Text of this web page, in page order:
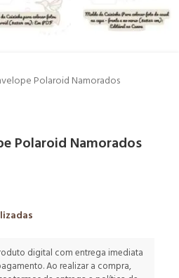
Polaroid Namorados
Polaroid Namorados
digital com entrega imediata
Ao realizar a compra,